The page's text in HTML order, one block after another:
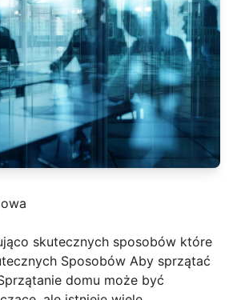
skutecznych sposobów które
Sposobów Aby sprzątać
domu może być